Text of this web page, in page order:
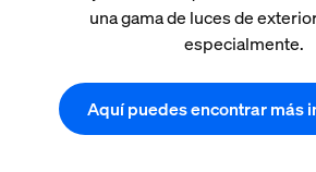
una gama de luces de
especialmente.
Aquí puedes encontrar más